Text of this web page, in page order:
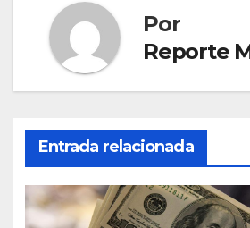
Por
Reporte
Entrada relacionada